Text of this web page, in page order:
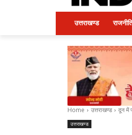
उत्तराखण्ड
Home उत्तराखण्ड दून में
उत्तराखण्ड